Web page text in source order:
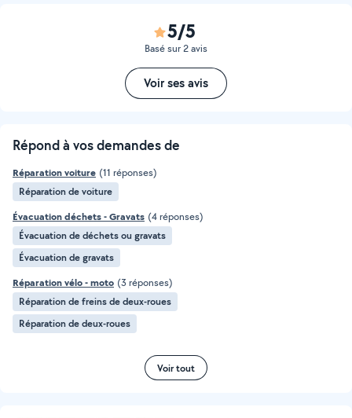
5/5
Basé sur 2 avis
Voir ses avis
Répond à vos demandes de
Réparation voiture (11 réponses)
Réparation de voiture
Évacuation déchets - Gravats (4 réponses)
Évacuation de déchets ou gravats
Évacuation de gravats
Réparation vélo - moto (3 réponses)
Réparation de freins de deux-roues
Réparation de deux-roues
Voir tout